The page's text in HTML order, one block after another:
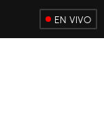
EN VIVO